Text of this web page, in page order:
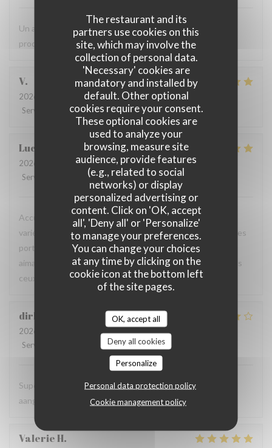
The restaurant and its
partners use cookies on this
site, which may involve the
collection of personal data.
'Necessary' cookies are
mandatory and installed by
default. Other optional
cookies require your consent.
These optional cookies are
used to analyze your
browsing, measure site
audience, provide features
(e.g., related to social
networks) or display
personalized advertising or
content. Click on 'OK, accept
all', 'Deny all' or 'Personalize'
to manage your preferences.
You can change your choices
at any time by clicking on the
cookie icon at the bottom left
of the site pages.
OK, accept all
Deny all cookies
Personalize
Personal data protection policy
Cookie management policy
Un accueil toujours au top. La carte estivale propose des
produits frais et une cuisine du territoire.
V
2026-08-07
- 12:30 - Guests 3
Service
Ambiance :5/5 Food: 5/5 Value:5/5
Luc
2026-08-06
- 18:45 - Guests 2
Service
Ambiance: 5 /5 Food 5/5 Value
Accueil chaleureux et professionnel, table agréable, carte
variée avec un bon choix de plats. Les produits sont frais, les
portions généreuses et le service est particulièrement
aimable. Une excellente adresse que je recommande à tous
ceux qui sont de passage dans la région.
dirk
2026-08-06
- 19:00 - Guests 2
Service
5/5 Food:4/5
Super vriendelijke ontvagst, zeer goede prijs kwaliteit,
aangenaam kader, een aanradee
ValerieH